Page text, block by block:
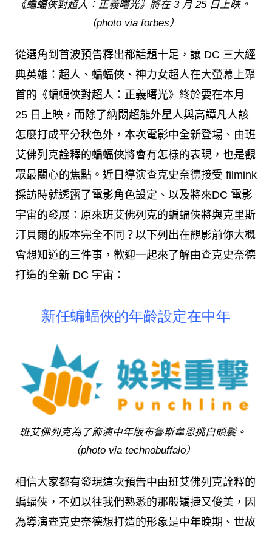
《蝙蝠俠對超人：正義曙光》將在 3 月 25 日上映。
（photo via forbes）
從選角到首波預告釋出都話題十足，讓 DC 三大經
典英雄：超人、蝙蝠俠、神力女超人在大螢幕上聚
首的《蝙蝠俠對超人：正義曙光》終於要在本月
25 日上映，而除了納悶超能外星人與高譚凡人該
怎麼打成平分秋色外，本次電影中全新登場、由班
艾佛列克詮釋的蝙蝠俠將會有怎樣的表現，也是觀
眾最關心的焦點。近日導演查克史奈德接受 filmink
採訪時就透露了電影角色設定、以及將來DC 電影
宇宙的發展：原來班艾佛列克的蝙蝠俠將與克里斯
汀貝爾的版本完全不同？以下列出在觀影前你大概
會想知道的三件事，歡迎一起來了解由查克史奈德
打造的全新 DC 宇宙：
新任蝙蝠俠的年齡設定在中年
班艾佛列克為了飾演中年版布魯斯韋恩挑白頭髮。
（photo via technobuffalo）
相信大家都有發現這次預告中由班艾佛列克詮釋的
蝙蝠俠，不如以往我們熟悉的那般矯捷又俊美，因
為導演查克史奈德想打造的形象是中年晚期、世故